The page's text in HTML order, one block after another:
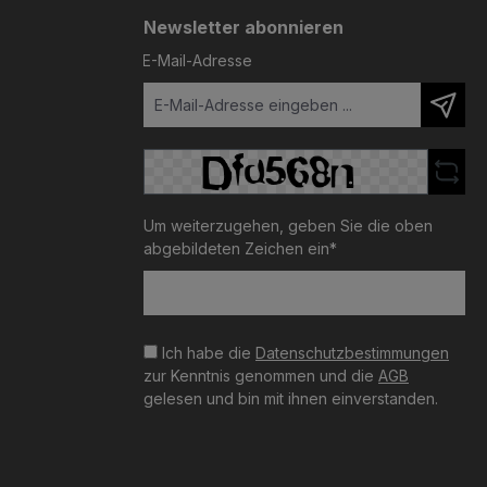
Newsletter abonnieren
E-Mail-Adresse
Um weiterzugehen, geben Sie die oben
abgebildeten Zeichen ein*
Ich habe die Datenschutzbestimmungen
zur Kenntnis genommen und die AGB
gelesen und bin mit ihnen einverstanden.